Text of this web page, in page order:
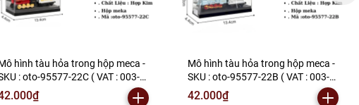
hình tàu hỏa trong hộp meca -
: oto-95577-22C ( VAT : 003-
06-20 ) - K157-T2-S4
Mô hình tàu hỏa trong hộp meca -
SKU : oto-95577-22B ( VAT : 003-
06-20 ) - K157-T2-S6
42.000₫